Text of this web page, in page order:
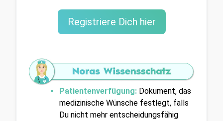
Registriere Dich hier
Patientenverfügung: Dokument, das
medizinische Wünsche festlegt, falls
Du nicht mehr entscheidungsfähig